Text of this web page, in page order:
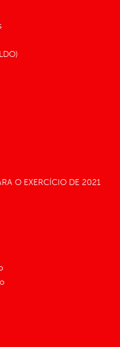
O EXERCÍCIO DE 2021